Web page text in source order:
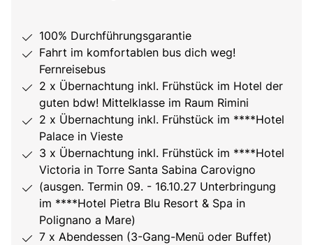
100% Durchführungsgarantie
Fahrt im komfortablen bus dich weg!
Fernreisebus
2 x Übernachtung inkl. Frühstück im Hotel der
guten bdw! Mittelklasse im Raum Rimini
2 x Übernachtung inkl. Frühstück im ****Hotel
Palace in Vieste
3 x Übernachtung inkl. Frühstück im ****Hotel
Victoria in Torre Santa Sabina Carovigno
(ausgen. Termin 09. - 16.10.27 Unterbringung
im ****Hotel Pietra Blu Resort & Spa in
Polignano a Mare)
7 x Abendessen (3-Gang-Menü oder Buffet)